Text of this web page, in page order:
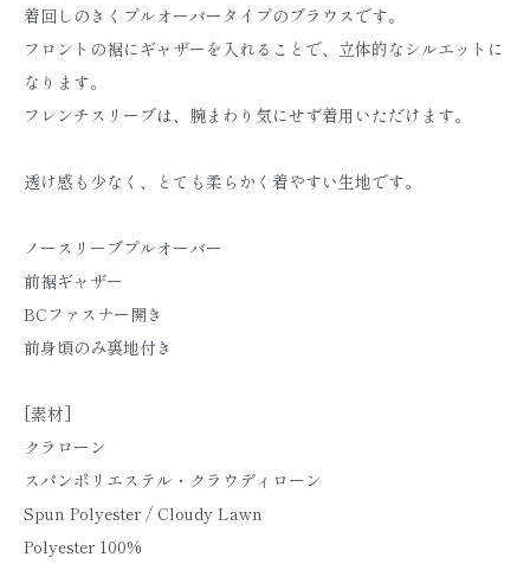
着回しのきくプルオーバータイプのブラウスです。
フロントの裾にギャザーを入れることで、立体的なシルエットに
なります。
フレンチスリーブは、腕まわり気にせず着用いただけます。
透け感も少なく、とても柔らかく着やすい生地です。
ノースリーブプルオーバー
前裾ギャザー
BCファスナー開き
前身頃のみ裏地付き
[素材]
クラローン
スパンポリエステル・クラウディローン
Spun Polyester / Cloudy Lawn
Polyester 100%